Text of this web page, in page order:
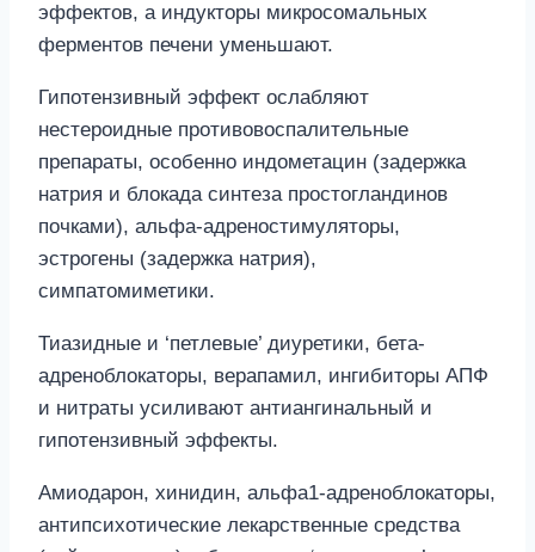
эффектов, а индукторы микросомальных
ферментов печени уменьшают.
Гипотензивный эффект ослабляют
нестероидные противовоспалительные
препараты, особенно индометацин (задержка
натрия и блокада синтеза простогландинов
почками), альфа-адреностимуляторы,
эстрогены (задержка натрия),
симпатомиметики.
Тиазидные и ‘петлевые’ диуретики, бета-
адреноблокаторы, верапамил, ингибиторы АПФ
и нитраты усиливают антиангинальный и
гипотензивный эффекты.
Амиодарон, хинидин, альфа1-адреноблокаторы,
антипсихотические лекарственные средства